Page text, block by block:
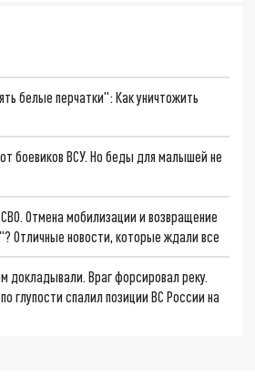
белые перчатки": Как уничтожить
боевиков ВСУ. Но беды для малышей не
Отмена мобилизации и возвращение
Отличные новости, которые ждали все
докладывали. Враг форсировал реку.
глупости спалил позиции ВС России на